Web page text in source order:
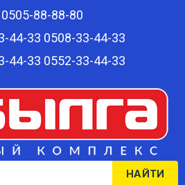
0505-88-88-80‬
44-33 0508-33-44-33
44-33 0552-33-44-33
НАЙТИ